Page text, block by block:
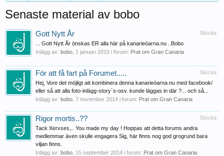
Senaste material av bobo
Skicka
Gott Nytt År
... Gott Nytt År önskas ER alla här på kanarieöarna.nu ..Bobo
Inlägg av: bobo 1 januari 2015 i forum: Prat om Gran Canaria
Skicka
För att få fart på Forumet.....
Hej, Vore det möjligt att kombinera denna kanarieöarna.nu med facebook/
eller så att alla foto-inlägg-story`s-osv. kunde läggas in där ?... och så...
Inlägg av: bobo 7 november 2014 i forum: Prat om Gran Canaria
Skicka
Rigor mortis..??
Tack Xerxses,.. You made my day ! Hoppas att detta forums andra
medlemmar även skulle engagera Sig, här finns nog god grogrund bara
viljan finns.
Inlägg av: bobo 15 september 2014 i forum: Prat om Gran Canaria